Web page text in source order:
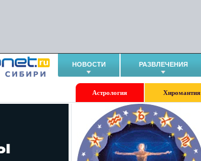
НОВОСТИ РАЗВЛЕЧЕНИЯ
Астрология Хиромантия